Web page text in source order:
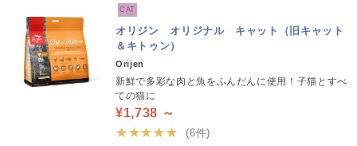
CAT
オリジン オリジナル キャット（旧キャット
＆キトゥン）
Orijen
新鮮で多彩な肉と魚をふんだんに使用！子猫とすべ
ての猫に
¥1,738 ～
★★★★★
(6件)